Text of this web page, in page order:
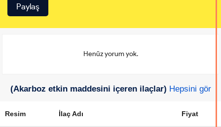
Henüz yorum yok.
(Akarboz etkin maddesini içeren ilaçlar) Hepsini gör
Resim İlaç Adı Fiyat